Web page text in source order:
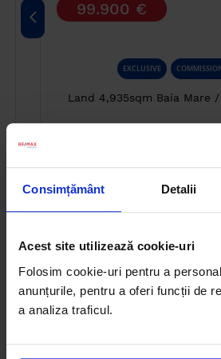
Consimțământ Detalii
Acest site utilizează cookie-uri
Folosim cookie-uri pentru a
anunțurile, pentru a oferi funcții de
a analiza traficul.
99.900 €
EXCLUSIVE
Land 4,935sqm Baia Mare
Real estate agency